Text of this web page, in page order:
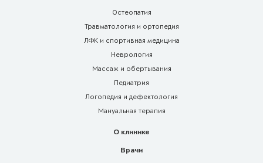
Остеопатия
Травматология и ортопедия
ЛФК и спортивная медицина
Неврология
Массаж и обертывания
Педиатрия
Логопедия и дефектология
Мануальная терапия
О клинике
Врачи